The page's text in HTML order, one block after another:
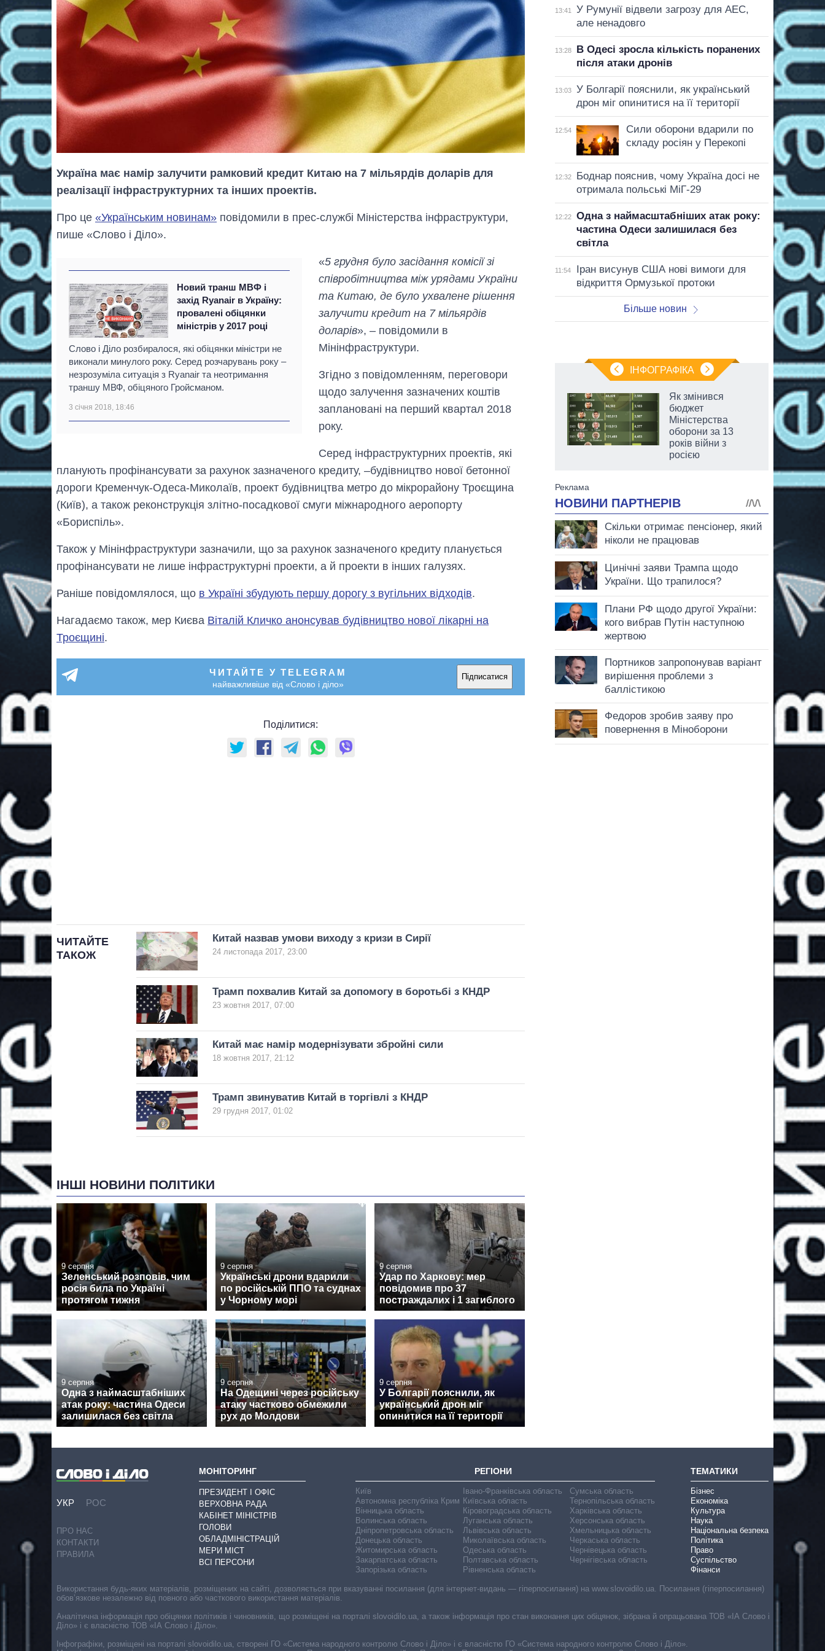
Україна має намір залучити рамковий кредит Китаю на 7 мільярдів доларів для
реалізації інфраструктурних та інших проектів.
Про це «Українським новинам» повідомили в прес-службі Міністерства інфраструктури,
пише «Слово і Діло».
Новий транш МВФ і
захід Ryanair в Україну:
провалені обіцянки
міністрів у 2017 році
Слово і Діло розбиралося, які обіцянки міністри не
виконали минулого року. Серед розчарувань року –
незрозуміла ситуація з Ryanair та неотримання
траншу МВФ, обіцяного Гройсманом.
3 січня 2018, 18:46
«5 грудня було засідання комісії зі
співробітництва між урядами України
та Китаю, де було ухвалене рішення
залучити кредит на 7 мільярдів
доларів», – повідомили в
Мінінфраструктури.
Згідно з повідомленням, переговори
щодо залучення зазначених коштів
заплановані на перший квартал 2018
року.
Серед інфраструктурних проектів, які
планують профінансувати за рахунок зазначеного кредиту, –будівництво нової бетонної
дороги Кременчук-Одеса-Миколаїв, проект будівництва метро до мікрорайону Троєщина
(Київ), а також реконструкція злітно-посадкової смуги міжнародного аеропорту
«Бориспіль».
Також у Мінінфраструктури зазначили, що за рахунок зазначеного кредиту планується
профінансувати не лише інфраструктурні проекти, а й проекти в інших галузях.
Раніше повідомлялося, що в Україні збудують першу дорогу з вугільних відходів.
Нагадаємо також, мер Києва Віталій Кличко анонсував будівництво нової лікарні на
Троєщині.
ЧИТАЙТЕ У TELEGRAM
найважливіше від «Слово і діло»
Підписатися
Поділитися:
ЧИТАЙТЕ
ТАКОЖ
Китай назвав умови виходу з кризи в Сирії
24 листопада 2017, 23:00
Трамп похвалив Китай за допомогу в боротьбі з КНДР
23 жовтня 2017, 07:00
Китай має намір модернізувати збройні сили
18 жовтня 2017, 21:12
Трамп звинуватив Китай в торгівлі з КНДР
29 грудня 2017, 01:02
ІНШІ НОВИНИ ПОЛІТИКИ
9 серпня
Зеленський розповів, чим
росія била по Україні
протягом тижня
9 серпня
Українські дрони вдарили
по російській ППО та суднах
у Чорному морі
9 серпня
Удар по Харкову: мер
повідомив про 37
постраждалих і 1 загиблого
9 серпня
Одна з наймасштабніших
атак року: частина Одеси
залишилася без світла
9 серпня
На Одещині через російську
атаку частково обмежили
рух до Молдови
9 серпня
У Болгарії пояснили, як
український дрон міг
опинитися на її території
13:41
У Румунії відвели загрозу для АЕС,
але ненадовго
13:28
В Одесі зросла кількість поранених
після атаки дронів
13:03
У Болгарії пояснили, як український
дрон міг опинитися на її території
12:54
Сили оборони вдарили по
складу росіян у Перекопі
12:32
Боднар пояснив, чому Україна досі не
отримала польські МіГ-29
12:22
Одна з наймасштабніших атак року:
частина Одеси залишилася без
світла
11:54
Іран висунув США нові вимоги для
відкриття Ормузької протоки
Більше новин
ІНФОГРАФІКА
Як за 10 років
змінилася кількість
аспірантуру
Як змінився
бюджет
Міністерства
оборони за 13
років війни з
росією
УКР РОС
ПРО НАС
КОНТАКТИ
ПРАВИЛА
МОНІТОРИНГ
ПРЕЗИДЕНТ І ОФІС
ВЕРХОВНА РАДА
КАБІНЕТ МІНІСТРІВ
ГОЛОВИ
ОБЛАДМІНІСТРАЦІЙ
МЕРИ МІСТ
ВСІ ПЕРСОНИ
РЕГІОНИ
Київ
Автономна республіка Крим
Вінницька область
Волинська область
Дніпропетровська область
Донецька область
Житомирська область
Закарпатська область
Запорізька область
Івано-Франківська область
Київська область
Кіровоградська область
Луганська область
Львівська область
Миколаївська область
Одеська область
Полтавська область
Рівненська область
Сумська область
Тернопільська область
Харківська область
Херсонська область
Хмельницька область
Черкаська область
Чернівецька область
Чернігівська область
ТЕМАТИКИ
Бізнес
Економіка
Культура
Наука
Національна безпека
Політика
Право
Суспільство
Фінанси
Використання будь-яких матеріалів, розміщених на сайті, дозволяється при вказуванні посилання (для інтернет-видань — гіперпосилання) на www.slovoidilo.ua. Посилання (гіперпосилання)
обов’язкове незалежно від повного або часткового використання матеріалів.
Аналітична інформація про обіцянки політиків і чиновників, що розміщені на порталі slovoidilo.ua, а також інформація про стан виконання цих обіцянок, зібрана й опрацьована ТОВ «ІА Слово і
Діло» і є власністю ТОВ «ІА Слово і Діло».
Інфографіки, розміщені на порталі slovoidilo.ua, створені ГО «Система народного контролю Слово і Діло» і є власністю ГО «Система народного контролю Слово і Діло».